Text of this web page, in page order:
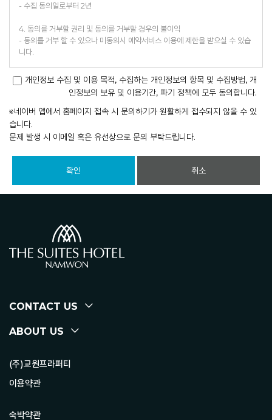
- 수집 동의일로부터 2년
4. 동의를 거부할 권리 및 동의를 거부할 경우의 불이익
- 동의를 거부 할 수 있으나 미동의시 예약서비스 이용에 제한을 받으실 수 있습
니다.
개인정보 수집 및 이용 목적, 수집하는 개인정보의 항목 및 수집방법, 개
인정보의 보유 및 이용기간, 파기 정책에 모두 동의합니다.
※네이버 앱에서 홈페이지 접속 시 문의하기가 원활하게 접수되지 않을 수 있
습니다.
문제 발생 시 이메일 혹은 유선상으로 문의 부탁드립니다.
확인 취소
CONTACT US
ABOUT US
(주)교원프라퍼티
이용약관
숙박약관